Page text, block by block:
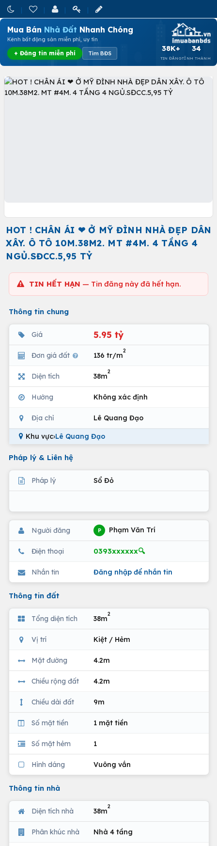
Mua Bán Nhà Đất Nhanh Chóng
Kênh bất động sản miễn phí, uy tín
+ Đăng tin miễn phí Tìm BĐS
38K+
TIN ĐĂNG
34
TỈNH THÀNH
HOT ! CHÂN ÁI ❤ Ở MỸ ĐÌNH NHÀ ĐẸP DÂN
XÂY. Ô TÔ 10M.38M2. MT #4M. 4 TẦNG 4
NGỦ.SĐCC.5,95 TỶ
TIN HẾT HẠN — Tin đăng này đã hết hạn.
Thông tin chung
Giá 5.95 tỷ
Đơn giá đất 136 tr/m
2
Diện tích 38m
2
Hướng Không xác định
Địa chỉ Lê Quang Đạo
Khu vực›Lê Quang Đạo
Pháp lý & Liên hệ
Pháp lý Sổ Đỏ
Người đăng P Phạm Văn Trí
Điện thoại 0393xxxxxx🔍
Nhắn tin Đăng nhập để nhắn tin
Thông tin đất
Tổng diện tích 38m
2
Vị trí Kiệt / Hẻm
Mặt đường 4.2m
Chiều rộng đất 4.2m
Chiều dài đất 9m
Số mặt tiền 1 mặt tiền
Số mặt hẻm 1
Hình dáng Vuông vắn
Thông tin nhà
Diện tích nhà 38m
2
Phân khúc nhà Nhà 4 tầng